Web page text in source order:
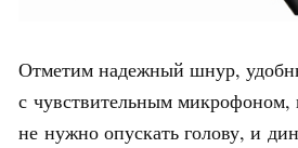
Отметим надежный шнур,
с чувствительным микрофоном,
не нужно опускать голову, и